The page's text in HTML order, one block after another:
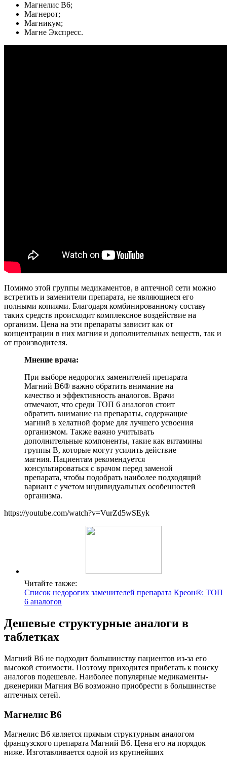
Магнелис В6;
Магнерот;
Магникум;
Магне Экспресс.
Помимо этой группы медикаментов, в аптечной сети можно
встретить и заменители препарата, не являющиеся его
полными копиями. Благодаря комбинированному составу
таких средств происходит комплексное воздействие на
организм. Цена на эти препараты зависит как от
концентрации в них магния и дополнительных веществ, так и
от производителя.
Мнение врача:
При выборе недорогих заменителей препарата
Магний В6® важно обратить внимание на
качество и эффективность аналогов. Врачи
отмечают, что среди ТОП 6 аналогов стоит
обратить внимание на препараты, содержащие
магний в хелатной форме для лучшего усвоения
организмом. Также важно учитывать
дополнительные компоненты, такие как витамины
группы В, которые могут усилить действие
магния. Пациентам рекомендуется
консультироваться с врачом перед заменой
препарата, чтобы подобрать наиболее подходящий
вариант с учетом индивидуальных особенностей
организма.
https://youtube.com/watch?v=VurZd5wSEyk
Читайте также:
Список недорогих заменителей препарата Креон®: ТОП
6 аналогов
Дешевые структурные аналоги в
таблетках
Магний В6 не подходит большинству пациентов из-за его
высокой стоимости. Поэтому приходится прибегать к поиску
аналогов подешевле. Наиболее популярные медикаменты-
дженерики Магния В6 возможно приобрести в большинстве
аптечных сетей.
Магнелис В6
Магнелис В6 является прямым структурным аналогом
французского препарата Магний В6. Цена его на порядок
ниже. Изготавливается одной из крупнейших